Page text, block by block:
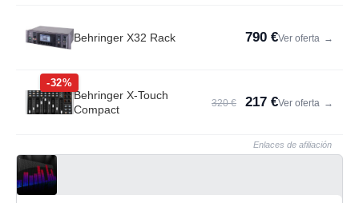
Behringer X32 Rack 790 €Ver oferta →
-32%
Behringer X-Touch
Compact
320 € 217 €Ver oferta →
Enlaces de afiliación